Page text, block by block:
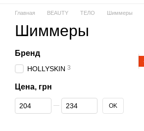
Главная BEAUTY ТЕЛО Шиммеры
Шиммеры
Бренд
HOLLYSKIN 3
Цена, грн
От Цена, грн
До Цена, грн OK